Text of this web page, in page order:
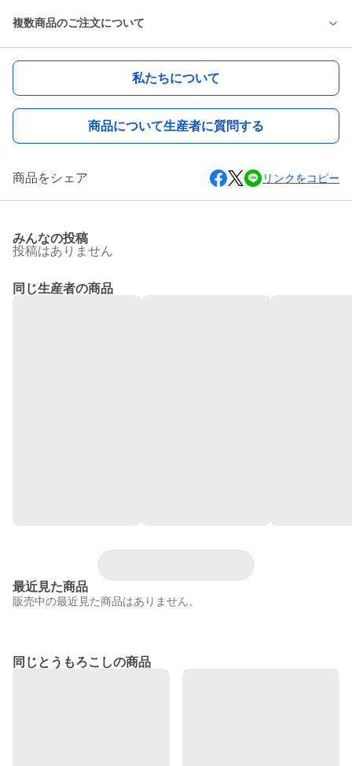
複数商品のご注文について
私たちについて
商品について生産者に質問する
商品をシェア リンクをコピー
みんなの投稿
投稿はありません
同じ生産者の商品
最近見た商品
販売中の最近見た商品はありません。
同じとうもろこしの商品